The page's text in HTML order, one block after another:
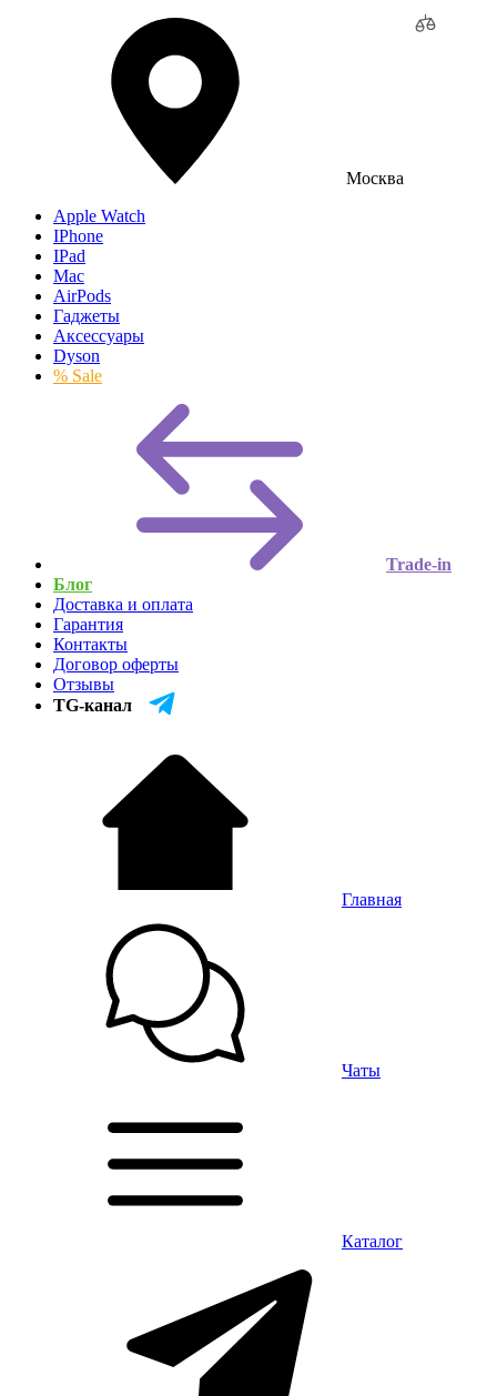
Москва
Apple Watch
IPhone
IPad
Mac
AirPods
Гаджеты
Аксессуары
Dyson
% Sale
Trade-in
Блог
Доставка и оплата
Гарантия
Контакты
Договор оферты
Отзывы
TG-канал
Главная
Чаты
Каталог